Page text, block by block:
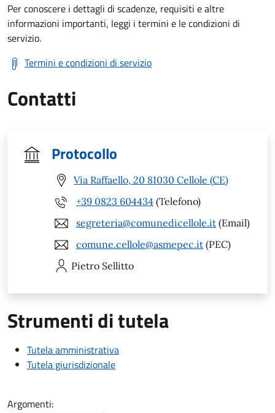
Per conoscere i dettagli di scadenze, requisiti e altre
informazioni importanti, leggi i termini e le condizioni di
servizio.
Termini e condizioni di servizio
Contatti
Protocollo
Via Raffaello, 20 81030 Cellole (CE)
+39 0823 604434 (Telefono)
segreteria@comunedicellole.it (Email)
comune.cellole@asmepec.it (PEC)
Pietro Sellitto
Strumenti di tutela
Tutela amministrativa
Tutela giurisdizionale
Argomenti: